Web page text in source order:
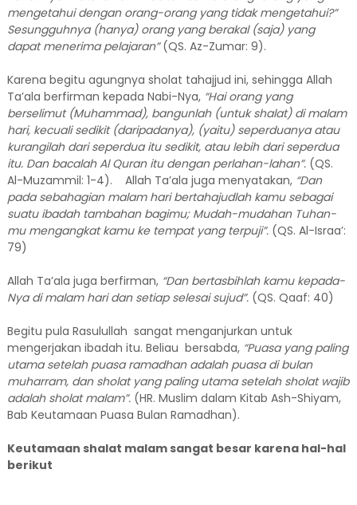
mengetahui dengan orang-orang yang tidak mengetahui?”
Sesungguhnya (hanya) orang yang berakal (saja) yang
dapat menerima pelajaran”(QS. Az-Zumar: 9).
Karena begitu agungnya sholat tahajjud ini, sehingga Allah
Ta’ala berfirman kepada Nabi-Nya, “Hai orang yang
berselimut (Muhammad), bangunlah (untuk shalat) di malam
hari, kecuali sedikit (daripadanya), (yaitu) seperduanya atau
kurangilah dari seperdua itu sedikit, atau lebih dari seperdua
itu. Dan bacalah Al Quran itu dengan perlahan-lahan”.(QS.
Al-Muzammil: 1-4). Allah Ta’ala juga menyatakan, “Dan
pada sebahagian malam hari bertahajudlah kamu sebagai
suatu ibadah tambahan bagimu; Mudah-mudahan Tuhan-
mu mengangkat kamu ke tempat yang terpuji”.(QS. Al-Israa’:
79)
Allah Ta’ala juga berfirman, “Dan bertasbihlah kamu kepada-
Nya di malam hari dan setiap selesai sujud”.(QS. Qaaf: 40)
Begitu pula Rasulullah sangat menganjurkan untuk
mengerjakan ibadah itu. Beliau bersabda, “Puasa yang paling
utama setelah puasa ramadhan adalah puasa di bulan
muharram, dan sholat yang paling utama setelah sholat wajib
adalah sholat malam”.(HR. Muslim dalam Kitab Ash-Shiyam,
Bab Keutamaan Puasa Bulan Ramadhan).
Keutamaan shalat malam sangat besar karena hal-hal
berikut